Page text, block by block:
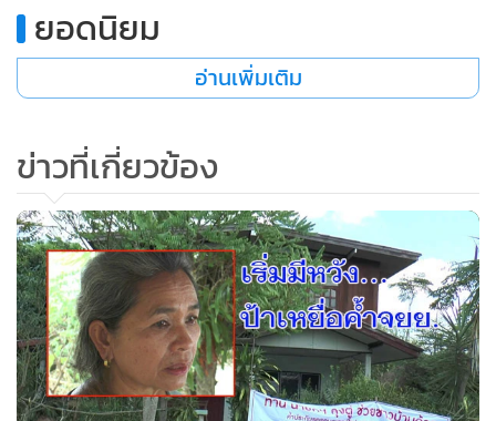
ที่ดินยอมขายที่ดินพร้อมสิ่งปลูกสร้างคืนให้นางวัฒนาในราคาที่
ประมูลจากกรมบังคับคดีคือ 340,000 บาท แต่นางวัฒนาต้องรับ
ผิดชอบค่าธรรมเนียมในการโอนเอง และต้องจ่ายเงินคืนให้กับ
ไถ่ถอนที่ดิน เนื่องจากที่ดินแปลงนี้นางวัฒนาได้นำไปจำนองไว้ที่
ธนาคารฯ ก่อนหน้านี้ โดยมีกำหนดให้ชำระภายใน 3 เดือนนับ
จากวันทำสัญญาคือวันนี้ รวมถึงค่าธรรมเนียมในการโอนที่ดิน
กลับคืนนางวัฒนาจะต้องเป็นผู้จ่ายเองทั้งหมด โดยการไกล่เกลี่ย
ได้มีการทำบันทึกข้อตกลงไว้เป็นหลักฐานด้วย
นอกจากนี้ ทนาย และนางวัฒนาจะต้องร่วมกันชี้แจงข้อเท็จจริง
กับกรณีที่เกิดขึ้นทั้งหมด ว่าทนายได้ดำเนินการอย่างถูกต้องตาม
ยอดนิยม
อ่านเพิ่มเติม
ข่าวที่เกี่ยวข้อง